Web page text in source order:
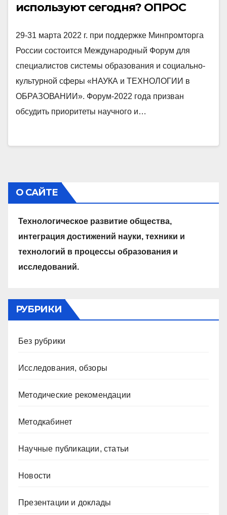
используют сегодня? ОПРОС
29-31 марта 2022 г. при поддержке Минпромторга
России состоится Международный Форум для
специалистов системы образования и социально-
культурной сферы «НАУКА и ТЕХНОЛОГИИ в
ОБРАЗОВАНИИ». Форум-2022 года призван
обсудить приоритеты научного и…
О САЙТЕ
Технологическое развитие общества,
интеграция достижений науки, техники и
технологий в процессы образования и
исследований.
РУБРИКИ
Без рубрики
Исследования, обзоры
Методические рекомендации
Методкабинет
Научные публикации, статьи
Новости
Презентации и доклады